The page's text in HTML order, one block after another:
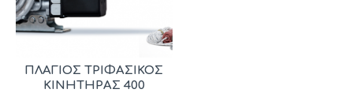
ΠΛΑΓΙΟΣ ΤΡΙΦΑΣΙΚΟΣ
ΚΙΝΗΤΗΡΑΣ 400